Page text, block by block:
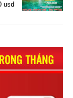
usd